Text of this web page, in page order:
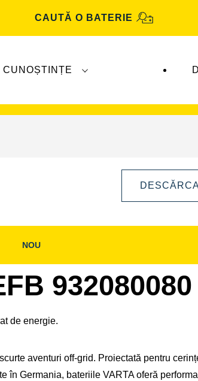
CAUTĂ O BATERIE
CUNOȘTINȚE
NOU
932080080
de energie.
aventuri off-grid. Proiectată pentru
în Germania, bateriile VARTA oferă